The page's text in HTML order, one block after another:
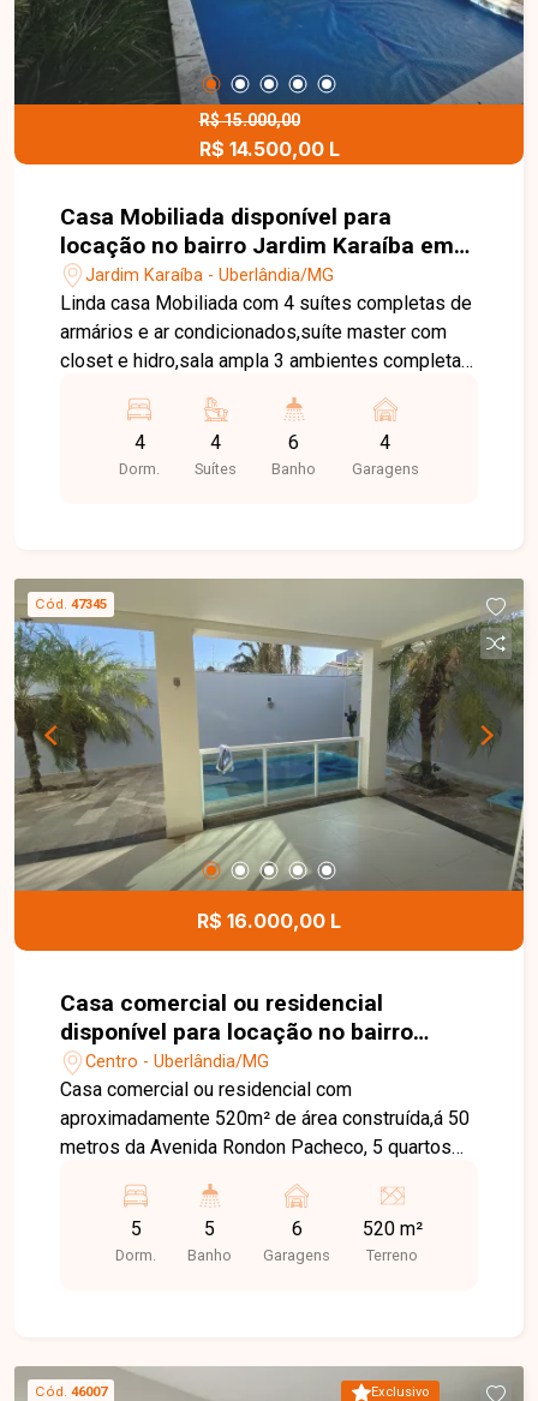
R$ 15.000,00
R$ 14.500,00 L
Casa Mobiliada disponível para
locação no bairro Jardim Karaíba em
Uberlândia-MG
Jardim Karaíba - Uberlândia/MG
Linda casa Mobiliada com 4 suítes completas de
armários e ar condicionados,suíte master com
closet e hidro,sala ampla 3 ambientes completa
e montada,lavanderia completa,espaço gourmet
com ampla varanda e churrasqueira,piscina
aquecida,4 vagas de garagem.Sistema de
4
Dorm.
4
Suítes
6
Banho
4
Garagens
Cód. 47345
R$ 16.000,00 L
Casa comercial ou residencial
disponível para locação no bairro
Centro em Uberlândia-MG
Centro - Uberlândia/MG
Casa comercial ou residencial com
aproximadamente 520m² de área construída,á 50
metros da Avenida Rondon Pacheco, 5 quartos
ampla 3 ambientes com lavabo,banheiro social
com box e armários,sala de tv,cozinha planejada
de armários,lavanderia completa,varanda ampla
5
Dorm.
5
Banho
6
Garagens
520 m²
Terreno
Exclusivo
Cód. 46007